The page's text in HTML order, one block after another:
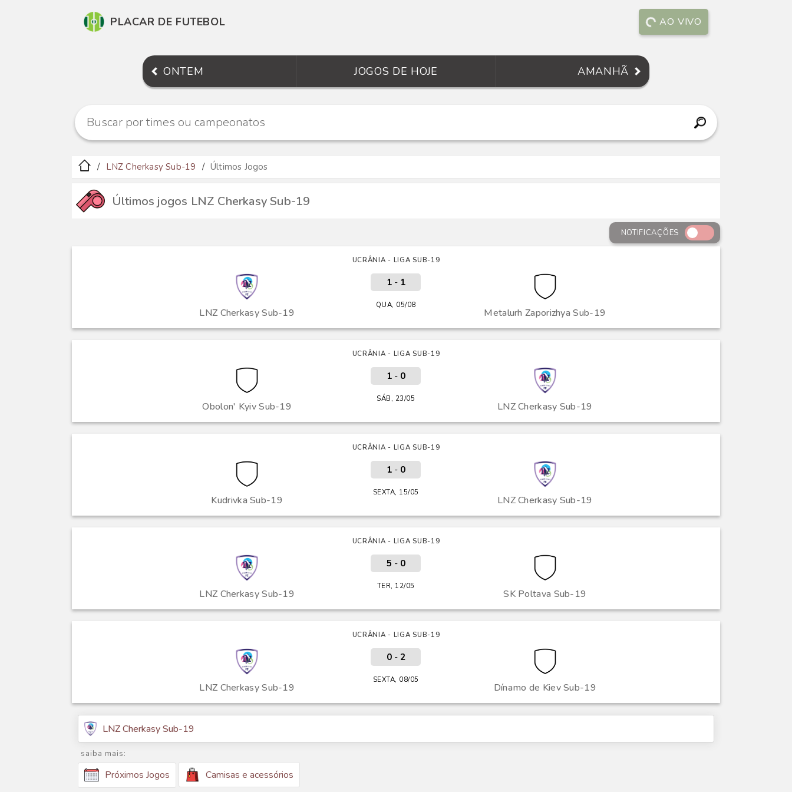
PLACAR DE FUTEBOL AO VIVO
ONTEM JOGOS DE HOJE AMANHÃ
LNZ Cherkasy Sub-19 Últimos Jogos
Últimos jogos LNZ Cherkasy Sub-19
NOTIFICAÇÕES
UCRÂNIA - LIGA SUB-19
LNZ Cherkasy Sub-19 Metalurh Zaporizhya Sub-19
1- 1
QUA, 05/08
UCRÂNIA - LIGA SUB-19
Obolon' Kyiv Sub-19 LNZ Cherkasy Sub-19
1- 0
SÁB, 23/05
UCRÂNIA - LIGA SUB-19
Kudrivka Sub-19 LNZ Cherkasy Sub-19
1- 0
SEXTA, 15/05
UCRÂNIA - LIGA SUB-19
LNZ Cherkasy Sub-19 SK Poltava Sub-19
5 - 0
TER, 12/05
UCRÂNIA - LIGA SUB-19
LNZ Cherkasy Sub-19 Dínamo de Kiev Sub-19
0- 2
SEXTA, 08/05
LNZ Cherkasy Sub-19
saiba mais:
Próximos Jogos Camisas e acessórios